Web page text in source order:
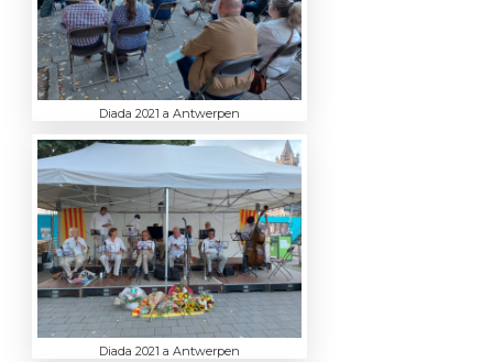
Diada 2021 a Antwerpen
Diada 2021 a Antwerpen